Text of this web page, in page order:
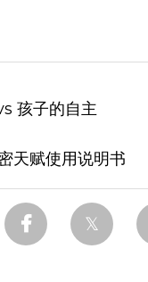
孩子的自主
天赋使用说明书